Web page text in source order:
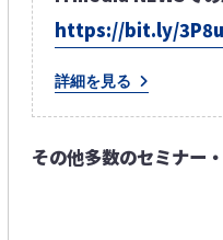
https://bit.ly/
詳細を見る
その他多数のセミナー